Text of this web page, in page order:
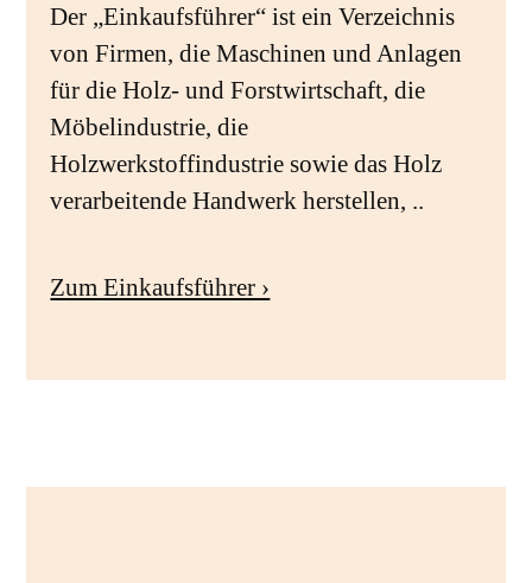
Der „Einkaufsführer“ ist ein Verzeichnis
von Firmen, die Maschinen und Anlagen
für die Holz- und Forstwirtschaft, die
Möbelindustrie, die
Holzwerkstoffindustrie sowie das Holz
verarbeitende Handwerk herstellen, ..
Zum Einkaufsführer ›